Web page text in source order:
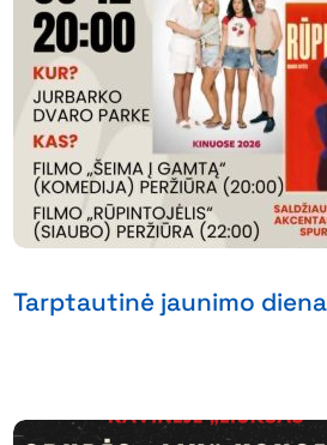
Tarptautinė jaunimo diena